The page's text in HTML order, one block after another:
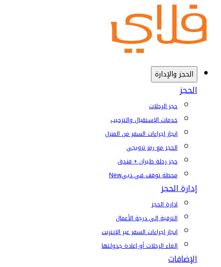
الحجز والإدارة
الحجز
حجز الرحلات
خدمات الإستقبال والترحيب
إنجاز إجراءات السفر من المنزل
الحجز مع رمز ترويجي
حجز رحلة طيران + فندق
محطة توقف في دبيNew
إدارة الحجز
إدارة الحجز
الترقية إلى درجة الأعمال
إنجاز إجراءات السفر عبر الإنترنت
إلغاء الرحلات أو إعادة جدولتها
الإضافات